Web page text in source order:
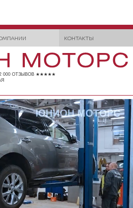
КОНТАКТЫ
000 ОТЗЫВОВ ★★★★★